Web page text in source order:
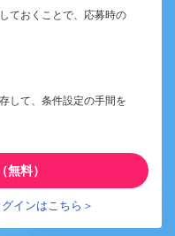
ておくことで、応募時の
して、条件設定の手間を
無料）
インはこちら＞